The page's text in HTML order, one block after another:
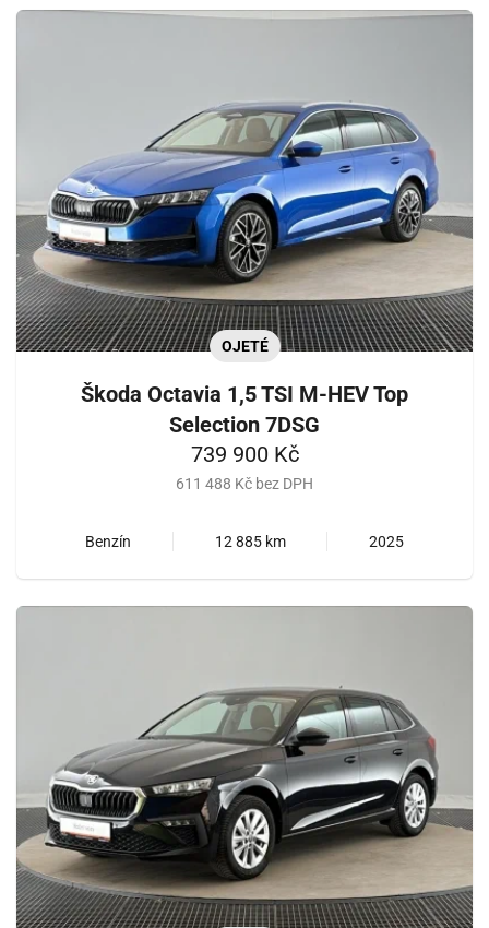
OJETÉ
Škoda Octavia 1,5 TSI M-HEV Top
Selection 7DSG
739 900 Kč
611 488 Kč bez DPH
Benzín 12 885 km 2025